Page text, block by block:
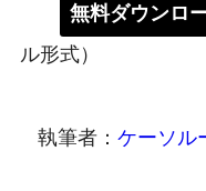
無料ダウンロ
ル形式）
執筆者： ケーソル